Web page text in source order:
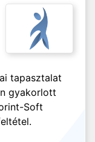
tapasztalat
gyakorlott
Soft